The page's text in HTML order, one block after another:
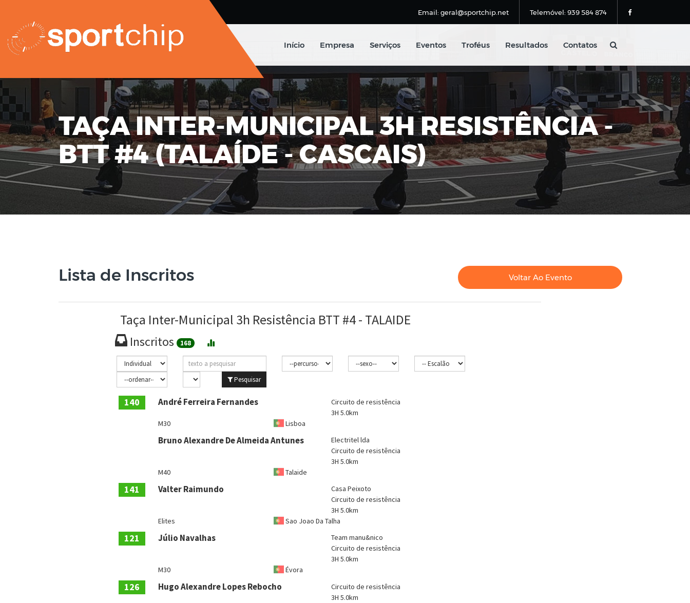
Email: geral@sportchip.net Telemóvel: 939 584 874
Início Empresa Serviços Eventos Troféus Resultados Contatos
TAÇA INTER-MUNICIPAL 3H RESISTÊNCIA -
BTT #4 (TALAÍDE - CASCAIS)
Lista de Inscritos Voltar Ao Evento